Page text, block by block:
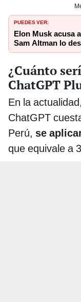
PUEDES VER:
Elon Musk acusa
Sam Altman lo
¿Cuánto
ChatGPT
En la
ChatGPT
Perú, se
que equivale a